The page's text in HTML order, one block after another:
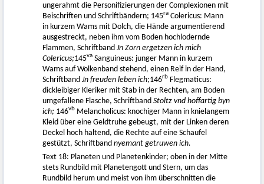
ungerahmt die Personifizierungen der Complexionen mit
Beischriften und Schriftbändern; 145ra Colericus: Mann
in kurzem Wams mit Dolch, die Hände argumentierend
ausgestreckt, neben ihm vom Boden hochlodernde
Flammen, Schriftband Jn Zorn ergetzen ich mich
Colericus;145va Sanguineus: junger Mann in kurzem
Wams auf Wolkenband stehend, einen Reif in der Hand,
Schriftband Jn freuden leben ich;146rb Flegmaticus:
dickleibiger Kleriker mit Stab in der Rechten, am Boden
umgefallene Flasche, Schriftband Stoltz vnd hoffartig byn
ich; 146vb Melancholicus: knochiger Mann in knielangem
Kleid über eine Geldtruhe gebeugt, mit der Linken deren
Deckel hoch haltend, die Rechte auf eine Schaufel
gestützt, Schriftband nyemant getruwen ich.
Text 18: Planeten und Planetenkinder; oben in der Mitte
stets Rundbild mit Planetengott und Stern, um das
Rundbild herum und meist von ihm überschnitten die